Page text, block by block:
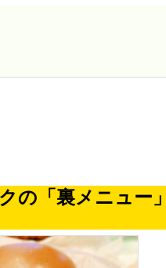
の「裏メニュー